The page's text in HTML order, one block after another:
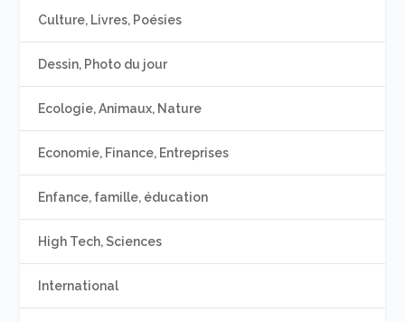
Culture, Livres, Poésies
Dessin, Photo du jour
Ecologie, Animaux, Nature
Economie, Finance, Entreprises
Enfance, famille, éducation
High Tech, Sciences
International